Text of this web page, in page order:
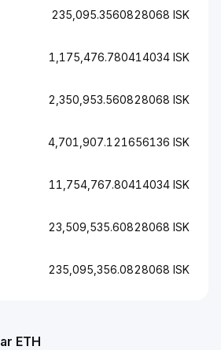
235,095.3560828068 ISK
1,175,476.780414034 ISK
2,350,953.560828068 ISK
4,701,907.121656136 ISK
11,754,767.80414034 ISK
23,509,535.60828068 ISK
235,095,356.0828068 ISK
ETH